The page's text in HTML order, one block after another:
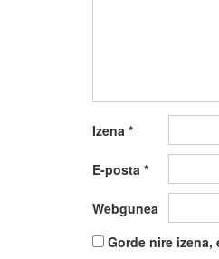
Izena *
E-posta *
Webgunea
Gorde nire